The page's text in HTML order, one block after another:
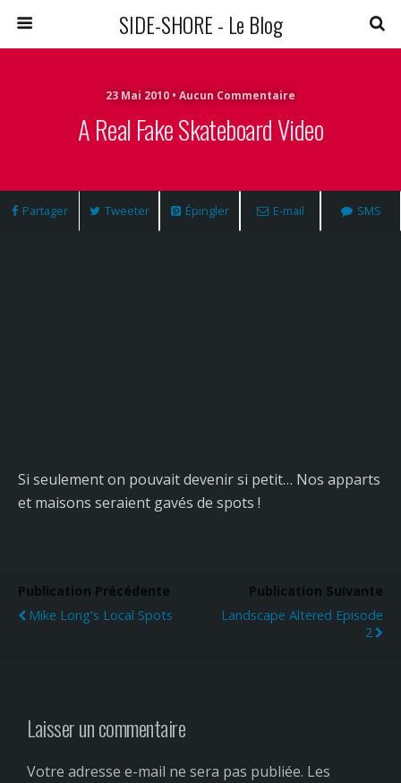
SIDE-SHORE - Le Blog
23 Mai 2010 • Aucun Commentaire
A Real Fake Skateboard Video
Partager Tweeter Épingler E-mail SMS
Si seulement on pouvait devenir si petit… Nos apparts
et maisons seraient gavés de spots !
Publication Précédente
Mike Long's Local Spots
Publication Suivante
Landscape Altered Episode
2
Laisser un commentaire
Votre adresse e-mail ne sera pas publiée. Les